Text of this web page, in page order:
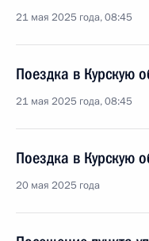
21 мая 2025 года, 08:45
Поездка в Курскую
21 мая 2025 года, 08:45
Поездка в Курскую
20 мая 2025 года